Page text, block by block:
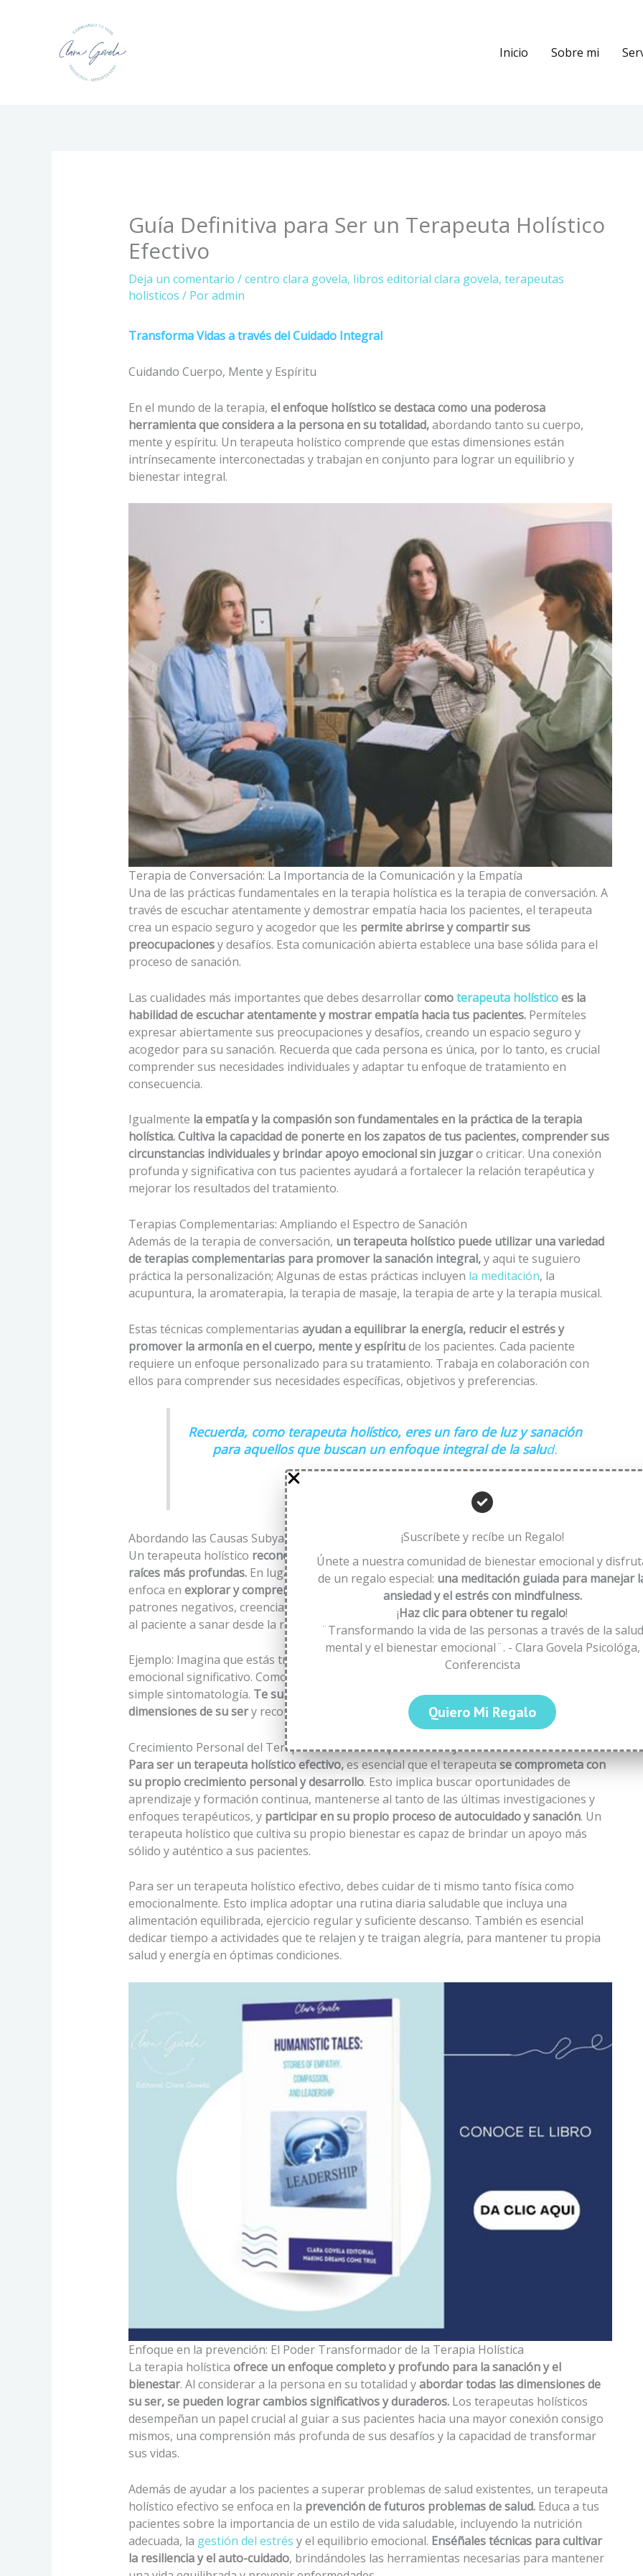
¡Suscríbete y recíbe un Regalo!
Únete a nuestra comunidad de bienestar emocional y
de un regalo especial: una meditación guiada para manejar
ansiedad y el estrés con mindfulness.
¡Haz clic para obtener tu regalo!
¨Transformando la vida de las personas a través de la salud
mental y el bienestar emocional¨. - Clara Govela Psicológa,
Conferencista
Quiero Mi Regalo
Inicio Sobre mi
Guía Definitiva para Ser un Terapeuta Holístico
Efectivo
Deja un comentario /centro clara govela, libros editorial clara govela, terapeutas
holisticos / Poradmin
Transforma Vidas a través del Cuidado Integral
Cuidando Cuerpo, Mente y Espíritu
En el mundo de la terapia, el enfoque holístico se destaca como una poderosa
herramienta que considera a la persona en su totalidad,abordando tanto su cuerpo,
mente y espíritu. Un terapeuta holístico comprende que estas dimensiones están
intrínsecamente interconectadas y trabajan en conjunto para lograr un equilibrio y
bienestar integral.
Terapia de Conversación: La Importancia de la Comunicación y la Empatía
Una de las prácticas fundamentales en la terapia holística es la terapia de conversación. A
través de escuchar atentamente y demostrar empatía hacia los pacientes, el terapeuta
crea un espacio seguro y acogedor que les permite abrirse y compartir sus
preocupacionesy desafíos. Esta comunicación abierta establece una base sólida para el
proceso de sanación.
Las cualidades más importantes que debes desarrollarcomoterapeuta holísticoes la
habilidad de escuchar atentamente y mostrar empatía hacia tus pacientes.Permíteles
expresar abiertamente sus preocupaciones y desafíos, creando un espacio seguro y
acogedor para su sanación. Recuerda que cada persona es única, por lo tanto, es crucial
comprender sus necesidades individuales y adaptar tu enfoque de tratamiento en
consecuencia.
Igualmente la empatía y la compasión son fundamentales en la práctica de la terapia
holística. Cultiva la capacidad de ponerte en los zapatos de tus pacientes, comprender sus
circunstancias individuales y brindar apoyo emocional sin juzgaro criticar. Una conexión
profunda y significativa con tus pacientes ayudará a fortalecer la relación terapéutica y
mejorar los resultados del tratamiento.
Terapias Complementarias: Ampliando el Espectro de Sanación
Además de la terapia de conversación, un terapeuta holístico puede utilizar una variedad
de terapias complementarias para promover la sanación integral,y aqui te suguiero
práctica la personalización; Algunas de estas prácticas incluyen la meditación, la
acupuntura, la aromaterapia, la terapia de masaje, la terapia de arte y la terapia musical.
Estas técnicas complementarias ayudan a equilibrar la energía, reducir el estrés y
promover la armonía en el cuerpo, mente y espíritude los pacientes. Cada paciente
requiere un enfoque personalizado para su tratamiento. Trabaja en colaboración con
ellos para comprender sus necesidades específicas, objetivos y preferencias.
Recuerda, como terapeuta holístico, eres un faro de luz y sanación
para aquellos que buscan un enfoque integral de la salud.
Abordando las Causas Subyacentes: Explorando Patrones y Promoviendo el Cambio
Un terapeuta holístico reconoce que los síntomas y las dificultades emocionales tienen
raíces más profundas. En lugar de simplemente tratar los síntomas superficiales, se
enfoca en explorar y comprender las causas subyacentes de los problemas. Al identificar
patrones negativos, creencias limitantes o traumas pasados, el terapeuta puede ayudar
al paciente a sanar desde la raíz y promover un cambio duradero y significativo.
Ejemplo: Imagina que estás trabajando con un paciente que ha experimentado un trauma
emocional significativo. Como terapeuta holístico, tu enfoque abarcará más allá de la
simple sintomatología. Te sumergirás en su historia personal, explorando las diversas
dimensiones de su sery reconociendo la interconexión entre su cuerpo, mente y espíritu.
Crecimiento Personal del Terapeuta: Continua Aprendiendo y Evolucionando
Para ser un terapeuta holístico efectivo,es esencial que el terapeutase comprometa con
su propio crecimiento personal y desarrollo. Esto implica buscar oportunidades de
aprendizaje y formación continua, mantenerse al tanto de las últimas investigaciones y
enfoques terapéuticos, y participar en su propio proceso de autocuidado y sanación. Un
terapeuta holístico que cultiva su propio bienestar es capaz de brindar un apoyo más
sólido y auténtico a sus pacientes.
Para ser un terapeuta holístico efectivo, debes cuidar de ti mismo tanto física como
emocionalmente. Esto implica adoptar una rutina diaria saludable que incluya una
alimentación equilibrada, ejercicio regular y suficiente descanso. También es esencial
dedicar tiempo a actividades que te relajen y te traigan alegría, para mantener tu propia
salud y energía en óptimas condiciones.
Enfoque en la prevención: El Poder Transformador de la Terapia Holística
La terapia holística ofrece un enfoque completo y profundo para la sanación y el
bienestar. Al considerar a la persona en su totalidad yabordar todas las dimensiones de
su ser, se pueden lograr cambios significativos y duraderos.Los terapeutas holísticos
desempeñan un papel crucial al guiar a sus pacientes hacia una mayor conexión consigo
mismos, una comprensión más profunda de sus desafíos y la capacidad de transformar
sus vidas.
Además de ayudar a los pacientes a superar problemas de salud existentes, un terapeuta
holístico efectivo se enfoca en la prevención de futuros problemas de salud.Educa a tus
pacientes sobre la importancia de un estilo de vida saludable, incluyendo la nutrición
adecuada, la gestión del estrés y el equilibrio emocional. Enséñales técnicas para cultivar
la resiliencia y el auto-cuidado, brindándoles las herramientas necesarias para mantener